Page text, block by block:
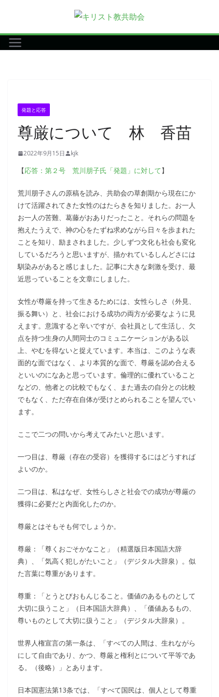
テ
ン
発題と応答
尊厳について 林 香苗
2022年9月15日 kjk
【応答：第２号 荒川朋子氏「発題」に対して 】
荒川朋子さんの原稿を読み、共助会の草創期から現在にか
けて活躍されてきた女性のはたらきを知りました。お一人
お一人の苦難、葛藤がおありだったこと。それらの問題を
抱えたうえで、神の心をたずね求めながら日々を歩まれた
ことを知り、励まされました。少しずつ文化も社会も変化
しているだろうと思いますが、描かれているしんどさには
馴染みがあると感じました。記事に大きな刺激を受け、最
近思っていることを文章にしました。
女性が尊厳を持って生きるためには、女性らしさ（外見、
振る舞い）と、社会における成功の両方が必要なように見
えます。意識すると辛いですが、会社員として生活し、欠
点を持つ生身の人間同士のコミュニケーションがある以
上、やむを得ないと捉えています。本当は、このような表
面的な面ではなく、より本質的な面で、尊厳を認め合える
といいのになあと思っています。倫理的に優れていること
などの、他者との比較でもなく、また過去の自分との比較
でもなく、ただ存在自体が受けとめられることを望んでい
ます。
ここで二つの問いから考えてみたいと思います。
一つ目は、尊厳（存在の受容）を獲得するにはどうすれば
よいのか。
二つ目は、私はなぜ、女性らしさと社会での成功が尊厳の
獲得に必要だと内面化したのか。
尊厳とはそもそも何でしょうか。
尊厳：「尊くおごそかなこと」（精選版日本国語大辞
典）、「気高く犯しがたいこと」（デジタル大辞泉）。似
た言葉に尊重があります。
尊重：「とうとびおもんじること。価値のあるものとして
大切に扱うこと」（日本国語大辞典）、「価値あるもの、
尊いものとして大切に扱うこと」（デジタル大辞泉）。
世界人権宣言の第一条は、「すべての人間は、生れながら
にして自由であり、かつ、尊厳と権利とについて平等であ
る。（後略）」とあります。
日本国憲法第13条では、「すべて国民は、個人として尊重